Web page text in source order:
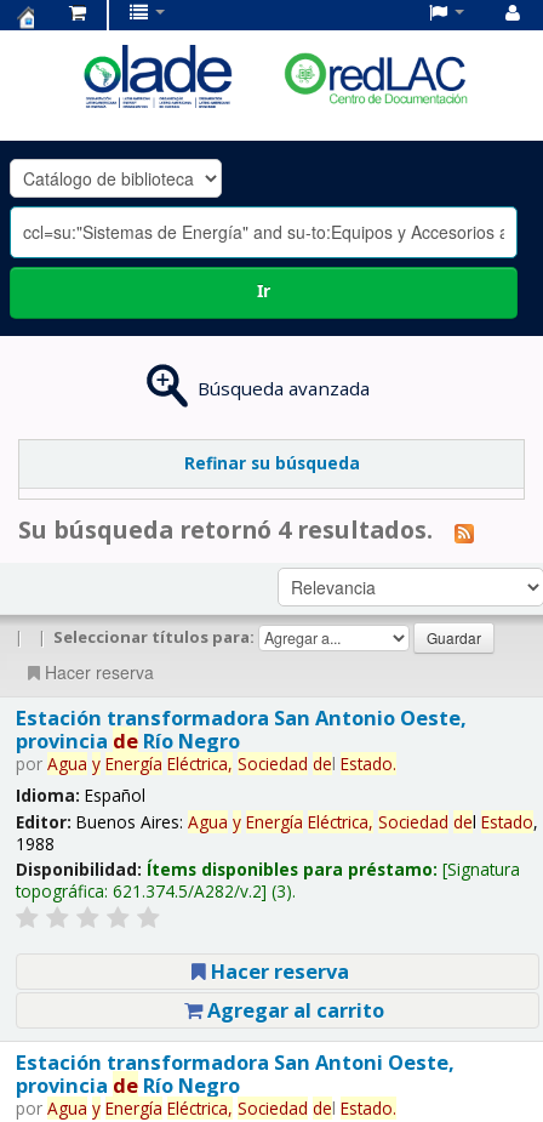
OLADE
-
Ir
Búsqueda avanzada
Refinar su búsqueda
Su búsqueda retornó 4 resultados.
| | Seleccionar títulos para:
Hacer reserva
Estación transformadora San Antonio Oeste,
provincia deRío Negro
por Agua y Energía Eléctrica, Sociedad del Estado.
Idioma: Español
Editor: Buenos Aires: Agua y Energía Eléctrica, Sociedad del Estado,
1988
Disponibilidad: Ítems disponibles para préstamo: Signatura
topográfica: 621.374.5/A282/v.2 (3).
Hacer reserva
Agregar al carrito
Estación transformadora San Antoni Oeste,
provincia deRío Negro
por Agua y Energía Eléctrica, Sociedad del Estado.